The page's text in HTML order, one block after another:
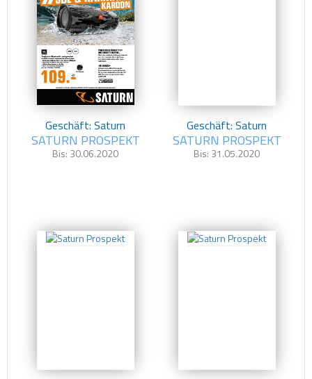
Geschäft: Saturn
SATURN PROSPEKT
Bis: 30.06.2020
Geschäft: Saturn
SATURN PROSPEKT
Bis: 31.05.2020